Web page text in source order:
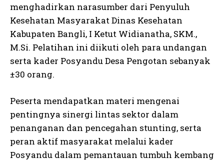
menghadirkan narasumber dari Penyuluh
Kesehatan Masyarakat Dinas Kesehatan
Kabupaten Bangli, I Ketut Widianatha, SKM.,
M.Si. Pelatihan ini diikuti oleh para undangan
serta kader Posyandu Desa Pengotan sebanyak
±30 orang.
Peserta mendapatkan materi mengenai
pentingnya sinergi lintas sektor dalam
penanganan dan pencegahan stunting, serta
peran aktif masyarakat melalui kader
Posyandu dalam pemantauan tumbuh kembang